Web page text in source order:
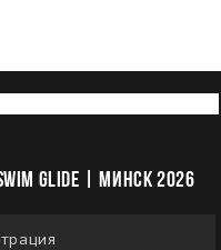
GLIDE | МИНСК 2026